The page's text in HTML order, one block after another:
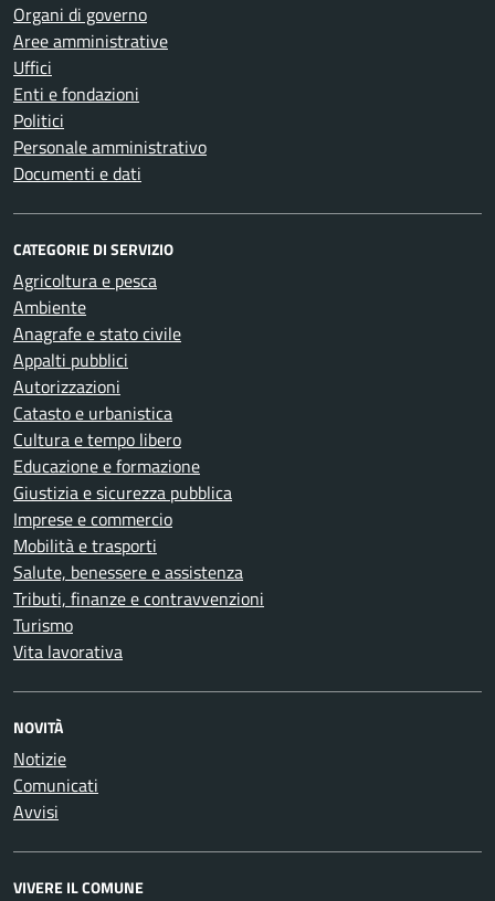
Organi di governo
Aree amministrative
Uffici
Enti e fondazioni
Politici
Personale amministrativo
Documenti e dati
CATEGORIE DI SERVIZIO
Agricoltura e pesca
Ambiente
Anagrafe e stato civile
Appalti pubblici
Autorizzazioni
Catasto e urbanistica
Cultura e tempo libero
Educazione e formazione
Giustizia e sicurezza pubblica
Imprese e commercio
Mobilità e trasporti
Salute, benessere e assistenza
Tributi, finanze e contravvenzioni
Turismo
Vita lavorativa
NOVITÀ
Notizie
Comunicati
Avvisi
VIVERE IL COMUNE